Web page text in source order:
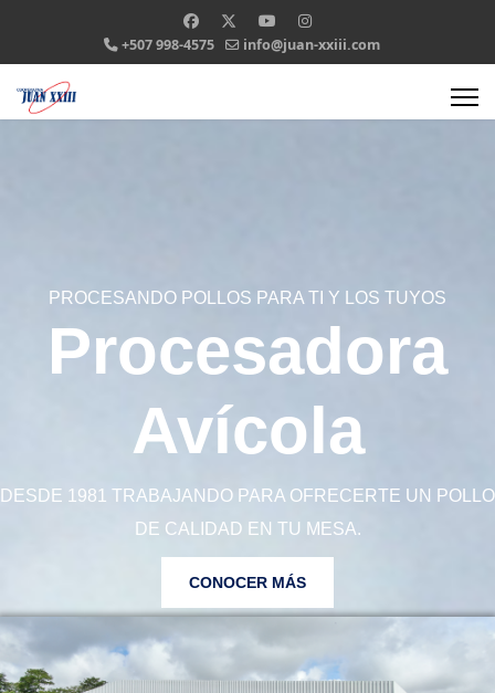
+507 998-4575 info@juan-xxiii.com
PROCESANDO POLLOS PARA TI Y LOS TUYOS
Procesadora
Avícola
DESDE 1981 TRABAJANDO PARA OFRECERTE UN POLLO
DE CALIDAD EN TU MESA.
CONOCER MÁS